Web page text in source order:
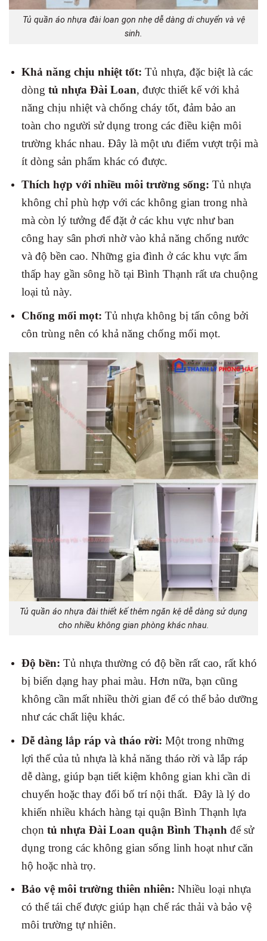
Tủ quần áo nhựa đài loan gọn nhẹ dễ dàng di chuyển và vệ
sinh.
Khả năng chịu nhiệt tốt: Tủ nhựa, đặc biệt là các
dòng tủ nhựa Đài Loan, được thiết kế với khả
năng chịu nhiệt và chống cháy tốt, đảm bảo an
toàn cho người sử dụng trong các điều kiện môi
trường khác nhau. Đây là một ưu điểm vượt trội mà
ít dòng sản phẩm khác có được.
Thích hợp với nhiều môi trường sống: Tủ nhựa
không chỉ phù hợp với các không gian trong nhà
mà còn lý tưởng để đặt ở các khu vực như ban
công hay sân phơi nhờ vào khả năng chống nước
và độ bền cao. Những gia đình ở các khu vực ẩm
thấp hay gần sông hồ tại Bình Thạnh rất ưa chuộng
loại tủ này.
Chống mối mọt: Tủ nhựa không bị tấn công bởi
côn trùng nên có khả năng chống mối mọt.
Tủ quần áo nhựa đài thiết kế thêm ngăn kệ dễ dàng sử dụng
cho nhiều không gian phòng khác nhau.
Độ bền: Tủ nhựa thường có độ bền rất cao, rất khó
bị biến dạng hay phai màu. Hơn nữa, bạn cũng
không cần mất nhiều thời gian để có thể bảo dưỡng
như các chất liệu khác.
Dễ dàng lắp ráp và tháo rời: Một trong những
lợi thế của tủ nhựa là khả năng tháo rời và lắp ráp
dễ dàng, giúp bạn tiết kiệm không gian khi cần di
chuyển hoặc thay đổi bố trí nội thất. Đây là lý do
khiến nhiều khách hàng tại quận Bình Thạnh lựa
chọn tủ nhựa Đài Loan quận Bình Thạnh để sử
dụng trong các không gian sống linh hoạt như căn
hộ hoặc nhà trọ.
Bảo vệ môi trường thiên nhiên: Nhiều loại nhựa
có thể tái chế được giúp hạn chế rác thải và bảo vệ
môi trường tự nhiên.